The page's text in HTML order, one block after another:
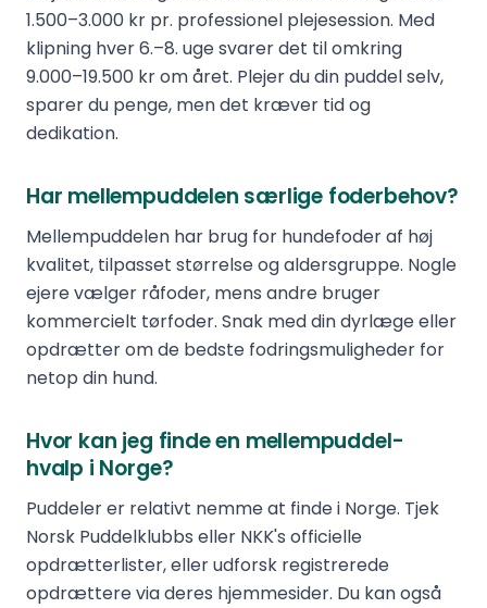
1.500–3.000 kr pr. professionel plejesession. Med
klipning hver 6.–8. uge svarer det til omkring
9.000–19.500 kr om året. Plejer du din puddel selv,
sparer du penge, men det kræver tid og
dedikation.
Har mellempuddelen særlige foderbehov?
Mellempuddelen har brug for hundefoder af høj
kvalitet, tilpasset størrelse og aldersgruppe. Nogle
ejere vælger råfoder, mens andre bruger
kommercielt tørfoder. Snak med din dyrlæge eller
opdrætter om de bedste fodringsmuligheder for
netop din hund.
Hvor kan jeg finde en mellempuddel-
hvalp i Norge?
Puddeler er relativt nemme at finde i Norge. Tjek
Norsk Puddelklubbs eller NKK's officielle
opdrætterlister, eller udforsk registrerede
opdrættere via deres hjemmesider. Du kan også